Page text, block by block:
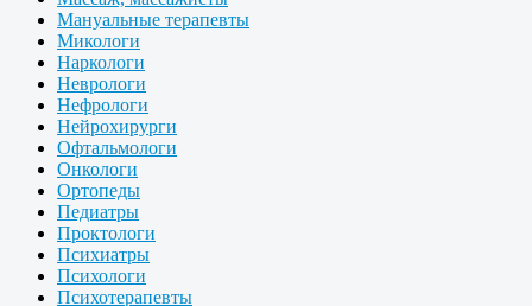
Мануальные терапевты
Микологи
Наркологи
Неврологи
Нефрологи
Нейрохирурги
Офтальмологи
Онкологи
Ортопеды
Педиатры
Проктологи
Психиатры
Психологи
Психотерапевты